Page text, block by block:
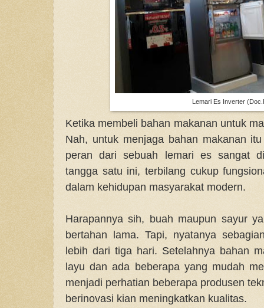
Lemari Es Inverter
Ketika membeli bahan makanan untuk
Nah, untuk menjaga bahan makanan
peran dari sebuah lemari es sangat
tangga satu ini, terbilang cukup
dalam kehidupan masyarakat modern.
Harapannya sih, buah maupun sayur
bertahan lama. Tapi, nyatanya
lebih dari tiga hari. Setelahnya bahan
layu dan ada beberapa yang mudah
menjadi perhatian beberapa produsen
berinovasi kian meningkatkan kualitas.